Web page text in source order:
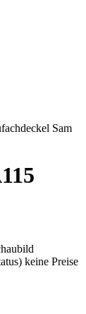
Sam
keine Preise